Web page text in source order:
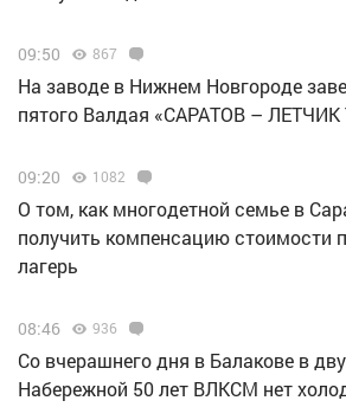
09:50 867
Н️а заводе в Нижнем Новгороде
пятого Валдая «САРАТОВ –
09:20 1082
О том, как многодетной семье в
получить компенсацию стоимости
лагерь
08:46 936
Со вчерашнего дня в Балакове в
Набережной 50 лет ВЛКСМ нет